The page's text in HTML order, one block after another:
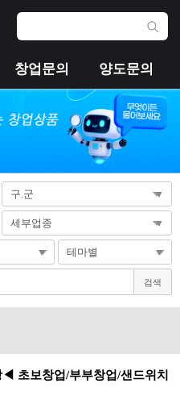
창업문의 양도문의
검색
초보창업/부부창업/샌드위치